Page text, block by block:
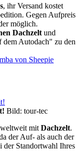
, ihr Versand kostet
Gegen Aufpreis
möglich.
Dachzelt und
dem Autodach" zu den
von Sheepie
Bild: tour-tec
weltweit mit Dachzelt.
der Auf- als auch der
der Standortwahl Ihres